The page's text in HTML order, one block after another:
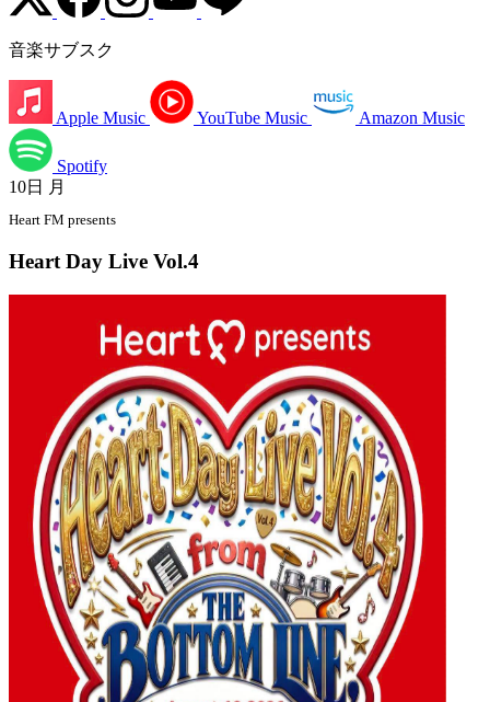
音楽サブスク
Apple Music YouTube Music Amazon Music
Spotify
10日
月
Heart FM presents
Heart Day Live Vol.4